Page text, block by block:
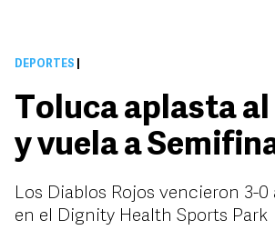
DEPORTES
Toluca aplasta al
y vuela a
Los Diablos Rojos vencieron 3-0
en el Dignity Health Sports Park